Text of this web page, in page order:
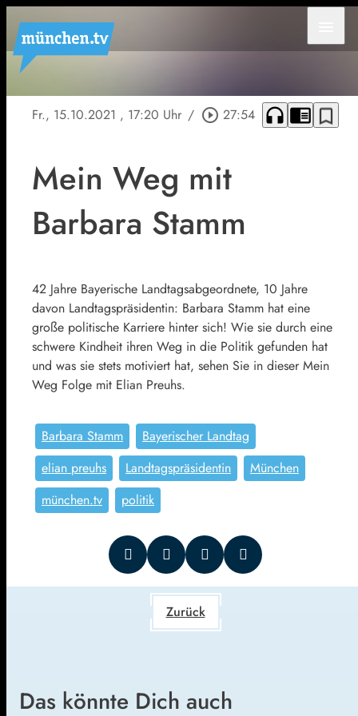
Fr., 15.10.2021 , 17:20 Uhr / play_circle_outline 27:54 headphones chrome_reader_mode bookmark_border
Mein Weg mit
Barbara Stamm
42 Jahre Bayerische Landtagsabgeordnete, 10 Jahre
davon Landtagspräsidentin: Barbara Stamm hat eine
große politische Karriere hinter sich! Wie sie durch eine
schwere Kindheit ihren Weg in die Politik gefunden hat
und was sie stets motiviert hat, sehen Sie in dieser Mein
Weg Folge mit Elian Preuhs.
Barbara Stamm
Bayerischer Landtag
elian preuhs
Landtagspräsidentin
München
münchen.tv
politik
Zurück
Das könnte Dich auch